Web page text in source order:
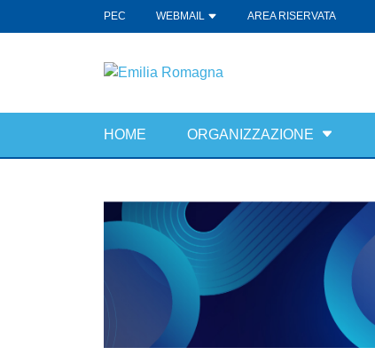
PEC WEBMAIL AREA RISERVATA
HOME ORGANIZZAZIONE